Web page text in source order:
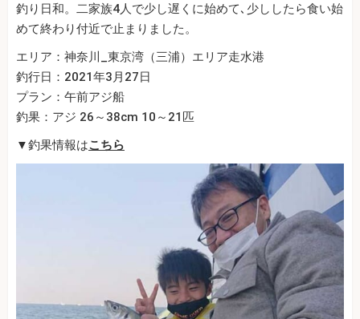
釣り日和。二家族4人で少し遅くに始めて､少ししたら食い始
めて終わり付近で止まりました。
エリア：神奈川_東京湾（三浦）エリア走水港
釣行日：2021年3月27日
プラン：午前アジ船
釣果：アジ 26～38cm 10～21匹
▼釣果情報はこちら